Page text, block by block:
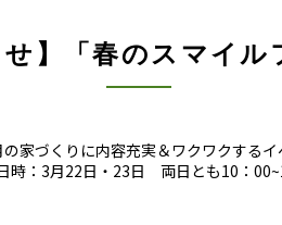
せ】「春のスマイル
家づくりに内容充実＆ワクワクする
時：3月22日・23日 両日とも10：